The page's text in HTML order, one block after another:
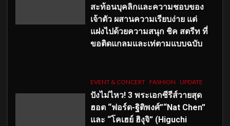
สะท้อนบุคลิกและความชอบของ
เจ้าตัว ผสานความเรียบง่าย แต่
แฝงไปด้วยความสนุก ชิค สตรีท ที่
ขอติดแกลมและเท่ตามแบบฉบับ
EVENT & CONCERT FASHION UPDATE
ปังไม่ไหว! 3 พระเอกซีรีส์วายสุด
ฮอต “ฟอร์ด-ฐิติพงศ์”“Nat Chen”
และ “โคเฮย์ ฮิงุจิ” (Higuchi